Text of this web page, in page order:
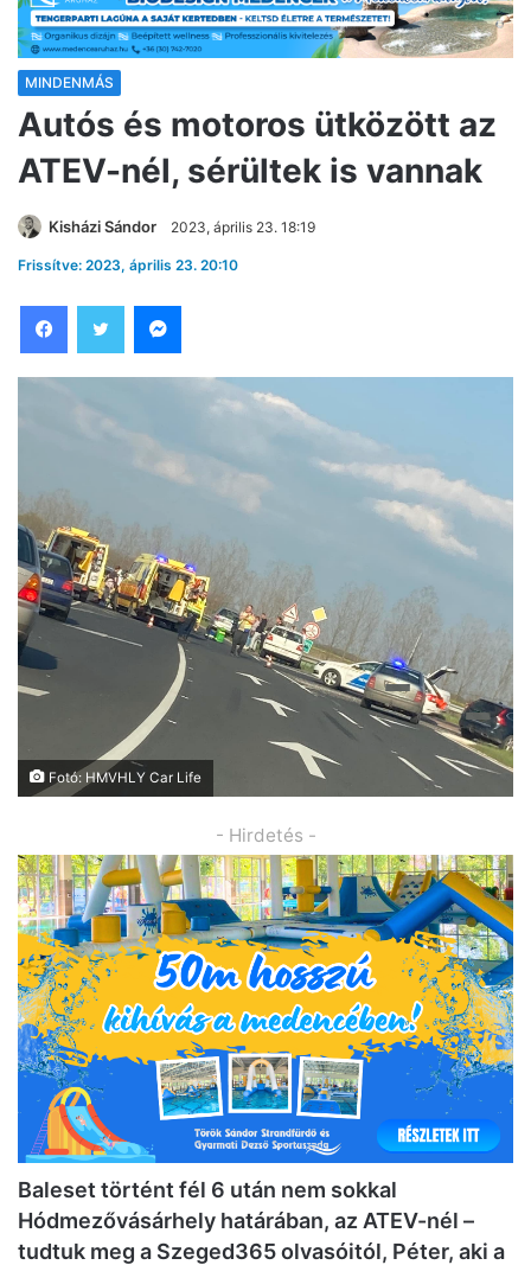
MINDENMÁS
Autós és motoros ütközött az
ATEV-nél, sérültek is vannak
Kisházi Sándor 2023, április 23. 18:19
Frissítve: 2023, április 23. 20:10
Fotó: HMVHLY Car Life
- Hirdetés -
Baleset történt fél 6 után nem sokkal
Hódmezővásárhely határában, az ATEV-nél –
tudtuk meg a Szeged365 olvasóitól, Péter, aki a